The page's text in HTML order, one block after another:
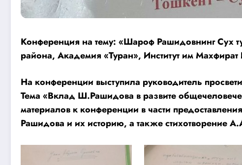
Конференция на тему: «Шароф Рашидовнинг Сух
района, Академия «Туран», Институт им
На конференции выступила руководитель
Тема «Вклад Ш.Рашидова в развите
материалов к конференции в части
Рашидова и их историю, а также стихотворение